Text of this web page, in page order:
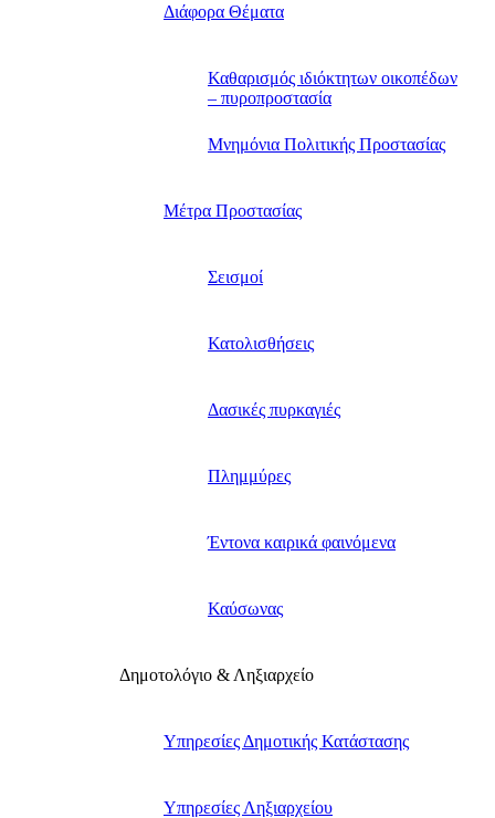
Διάφορα Θέματα
Καθαρισμός ιδιόκτητων οικοπέδων
– πυροπροστασία
Μνημόνια Πολιτικής Προστασίας
Μέτρα Προστασίας
Σεισμοί
Κατολισθήσεις
Δασικές πυρκαγιές
Πλημμύρες
Έντονα καιρικά φαινόμενα
Καύσωνας
Δημοτολόγιο & Ληξιαρχείο
Υπηρεσίες Δημοτικής Κατάστασης
Υπηρεσίες Ληξιαρχείου